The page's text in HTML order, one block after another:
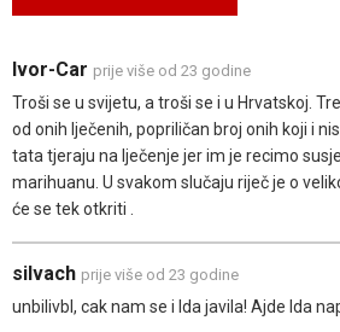
Ivor-Car prije više od 23 godine
Troši se u svijetu, a troši se i u Hrvatskoj.
od onih lječenih, popriličan broj onih koji i
tata tjeraju na lječenje jer im je recimo
marihuanu. U svakom slučaju riječ je o
će se tek otkriti .
silvach prije više od 23 godine
unbilivbl, cak nam se i Ida javila! Ajde Ida